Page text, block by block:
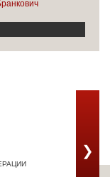
❯